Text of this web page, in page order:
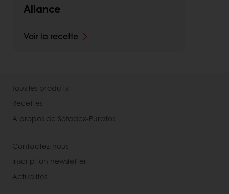
Aliance
Voir la recette
Tous les produits
Recettes
A propos de Sofadex-Puratos
Contactez-nous
Inscription newsletter
Actualités